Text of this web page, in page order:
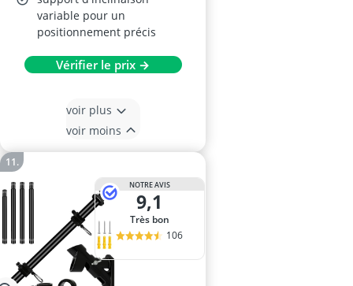
variable pour un
positionnement précis
Vérifier le prix →
voir plus
voir moins
NOTRE AVIS
9,1
Très bon
106